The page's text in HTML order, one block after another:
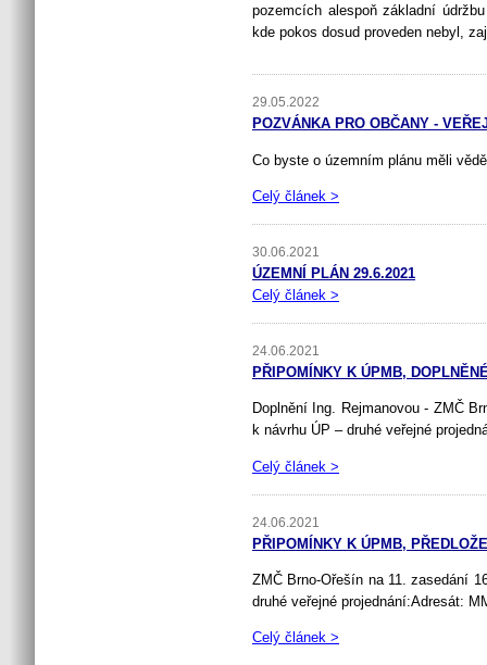
pozemcích alespoň základní
kde pokos dosud proveden nebyl,
29.05.2022
POZVÁNKA PRO OBČANY -
Co byste o územním plánu měli
Celý článek >
30.06.2021
ÚZEMNÍ PLÁN 29.6.2021
Celý článek >
24.06.2021
PŘIPOMÍNKY K ÚPMB,
Doplnění Ing. Rejmanovou - ZMČ
k návrhu ÚP – druhé veřejné
Celý článek >
24.06.2021
PŘIPOMÍNKY K ÚPMB,
ZMČ Brno-Ořešín na 11. zasedání
druhé veřejné projednání:Adresát:
Celý článek >